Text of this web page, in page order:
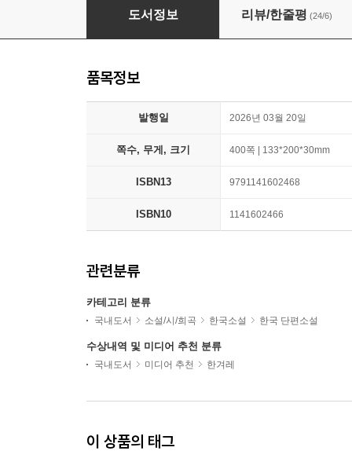
사랑의 힘
도서정보 리뷰/한줄평 (24/6)
품목정보
발행일 2026년 03월 20일
쪽수, 무게, 크기 400쪽 | 133*200*30mm
ISBN13 9791141602468
ISBN10 1141602466
관련분류
카테고리 분류
국내도서 소설/시/희곡 한국소설 한국 단편소설
수상내역 및 미디어 추천 분류
국내도서 미디어 추천 한겨레
이 상품의 태그